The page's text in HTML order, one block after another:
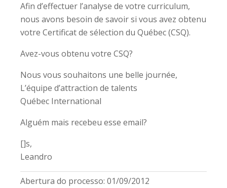
Afin d’effectuer l’analyse de votre curriculum,
nous avons besoin de savoir si vous avez obtenu
votre Certificat de sélection du Québec (CSQ).
Avez-vous obtenu votre CSQ?
Nous vous souhaitons une belle journée,
L’équipe d’attraction de talents
Québec International
Alguém mais recebeu esse email?
[]s,
Leandro
Abertura do processo: 01/09/2012